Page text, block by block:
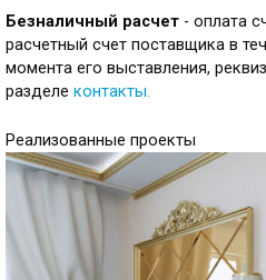
Безналичный расчет - оплата
расчетный счет поставщика в
момента его выставления,
разделе контакты.
Реализованные проекты